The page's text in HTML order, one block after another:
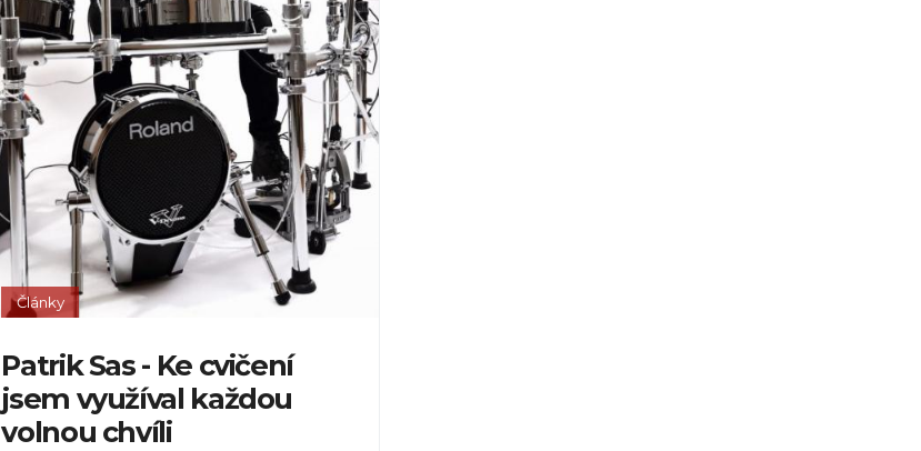
Články
Patrik Sas - Ke cvičení
jsem využíval každou
volnou chvíli